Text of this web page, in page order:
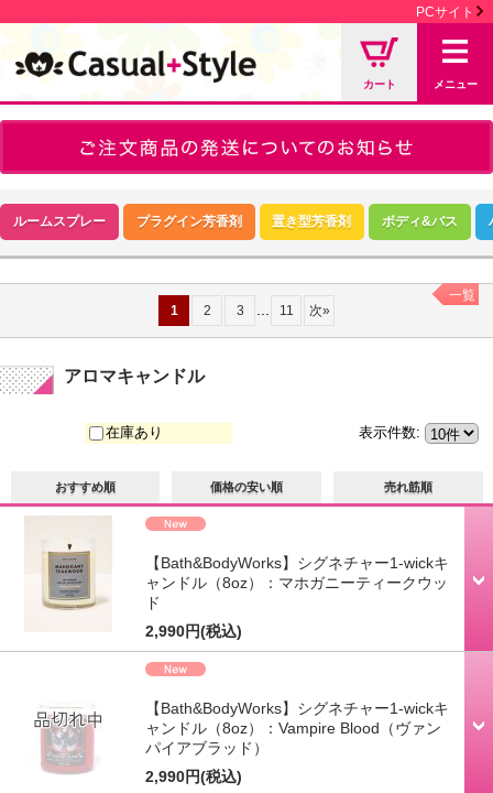
PCサイト
カート メニュー
ルームスプレー プラグイン芳香剤 置き型芳香剤 ボディ&バス
アロマキャンドル
一覧
おすすめ順 価格の安い順 売れ筋順
表示件数:
在庫あり
1 2 3 11 次»
【Bath&BodyWorks】シグネチャー1-wickキ
ャンドル（8oz）：マホガニーティークウッ
ド
2,990円(税込)
【Bath&BodyWorks】シグネチャー1-wickキ
ャンドル（8oz）：Vampire Blood（ヴァン
パイアブラッド）
2,990円(税込)